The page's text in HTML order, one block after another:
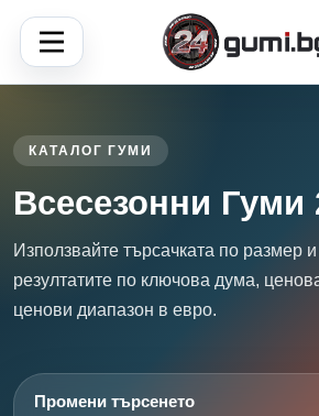
КАТАЛОГ ГУМИ
Всесезонни Гуми
Използвайте търсачката по размер
резултатите по ключова дума,
ценови диапазон в евро.
Промени търсенето